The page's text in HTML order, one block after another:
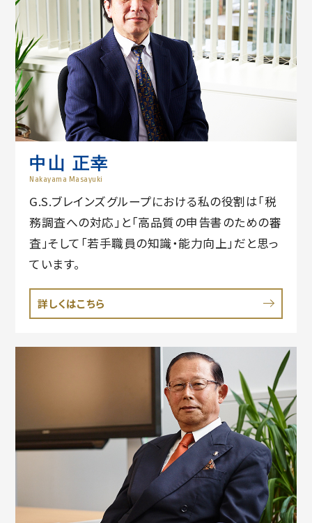
中山 正幸
Nakayama Masayuki
G.S.ブレインズグループにおける私の役割は「税
務調査への対応」と「高品質の申告書のための審
査」そして「若手職員の知識・能力向上」だと思っ
ています。
詳しくはこちら